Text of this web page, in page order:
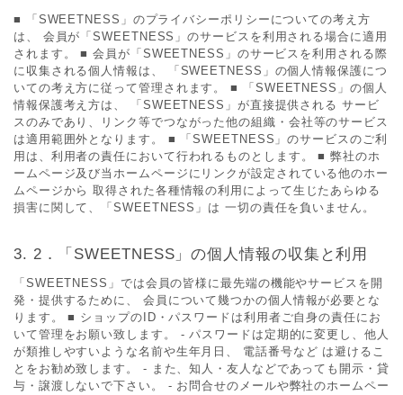
■ 「SWEETNESS」のプライバシーポリシーについての考え方
は、 会員が「SWEETNESS」のサービスを利用される場合に適用
されます。 ■ 会員が「SWEETNESS」のサービスを利用される際
に収集される個人情報は、 「SWEETNESS」の個人情報保護につ
いての考え方に従って管理されます。 ■ 「SWEETNESS」の個人
情報保護考え方は、 「SWEETNESS」が直接提供される サービ
スのみであり、リンク等でつながった他の組織・会社等のサービス
は適用範囲外となります。 ■ 「SWEETNESS」のサービスのご利
用は、利用者の責任において行われるものとします。 ■ 弊社のホ
ームページ及び当ホームページにリンクが設定されている他のホー
ムページから 取得された各種情報の利用によって生じたあらゆる
損害に関して、「SWEETNESS」は 一切の責任を負いません。
2．「SWEETNESS」の個人情報の収集と利用
「SWEETNESS」では会員の皆様に最先端の機能やサービスを開
発・提供するために、 会員について幾つかの個人情報が必要とな
ります。 ■ ショップのID・パスワードは利用者ご自身の責任にお
いて管理をお願い致します。 - パスワードは定期的に変更し、他人
が類推しやすいような名前や生年月日、 電話番号など は避けるこ
とをお勧め致します。 - また、知人・友人などであっても開示・貸
与・譲渡しないで下さい。 - お問合せのメールや弊社のホームペー